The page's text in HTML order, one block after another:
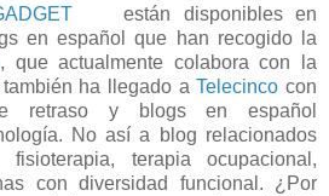
están disponibles en
en español que han recogido la
, que actualmente colabora con la
también ha llegado aTelecinco con
retraso y blogs en español
No así a blog relacionados
terapia ocupacional,
con diversidad funcional. ¿Por